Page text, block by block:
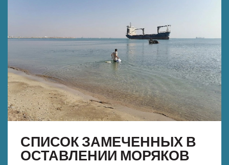
СПИСОК ЗАМЕЧЕННЫХ В
ОСТАВЛЕНИИ МОРЯКОВ